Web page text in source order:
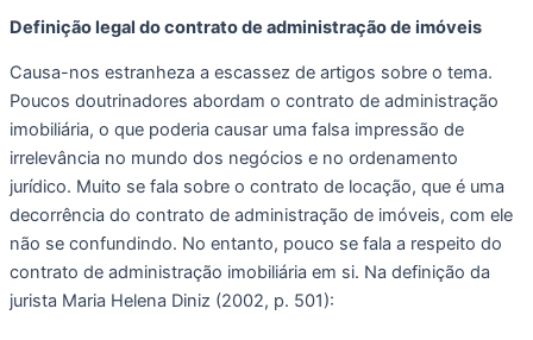
Definição legal do contrato de administração de imóveis
Causa-nos estranheza a escassez de artigos sobre o tema.
Poucos doutrinadores abordam o contrato de administração
imobiliária, o que poderia causar uma falsa impressão de
irrelevância no mundo dos negócios e no ordenamento
jurídico. Muito se fala sobre o contrato de locação, que é uma
decorrência do contrato de administração de imóveis, com ele
não se confundindo. No entanto, pouco se fala a respeito do
contrato de administração imobiliária em si. Na definição da
jurista Maria Helena Diniz (2002, p. 501):